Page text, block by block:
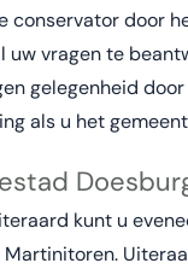
door
uw vragen te
gelegenheid
als u het
kunt u